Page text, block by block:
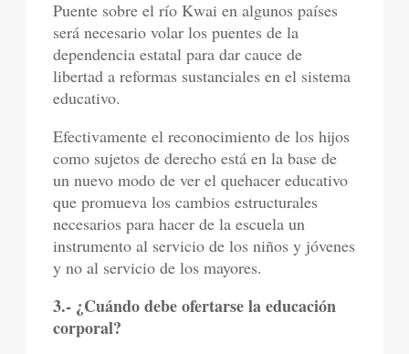
Puente sobre el río Kwai en algunos países
será necesario volar los puentes de la
dependencia estatal para dar cauce de
libertad a reformas sustanciales en el sistema
educativo.
Efectivamente el reconocimiento de los hijos
como sujetos de derecho está en la base de
un nuevo modo de ver el quehacer educativo
que promueva los cambios estructurales
necesarios para hacer de la escuela un
instrumento al servicio de los niños y jóvenes
y no al servicio de los mayores.
3.- ¿Cuándo debe ofertarse la educación
corporal?